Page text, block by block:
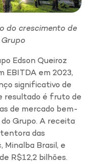
do crescimento de
Edson Queiroz
​EBITDA ​em 2023,
significativo de
resultado é fruto de
de mercado bem-
Grupo. A receita
das
Minalba Brasil, e
R$12,2 bilhões.